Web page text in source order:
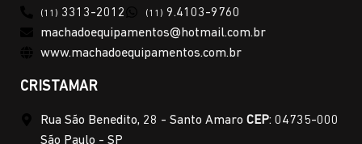
(11) 3313-2012 (11) 9.4103-9760
machadoequipamentos@hotmail.com.br
www.machadoequipamentos.com.br
CRISTAMAR
Rua São Benedito, 28 - Santo Amaro CEP: 04735-000
São Paulo - SP